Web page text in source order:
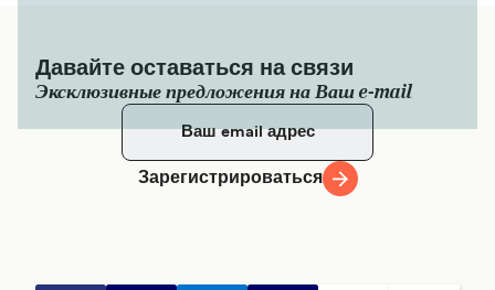
Давайте оставаться на связи
Эксклюзивные предложения на Ваш e-mail
Зарегистрироваться